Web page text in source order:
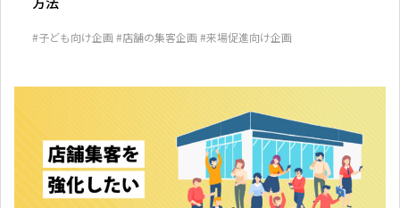
#子ども向け企画 #店舗の集客企画 #来場促進向け企画